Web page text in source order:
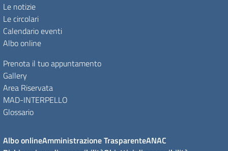
Le notizie
Le circolari
Calendario eventi
Albo online
Prenota il tuo appuntamento
Gallery
Area Riservata
MAD-INTERPELLO
Glossario
Albo onlineAmministrazione TrasparenteANAC